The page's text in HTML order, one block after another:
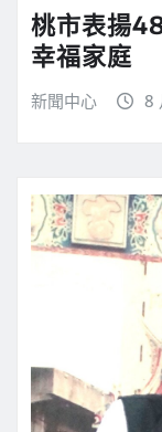
桃市表揚
幸福家庭
新聞中心 8